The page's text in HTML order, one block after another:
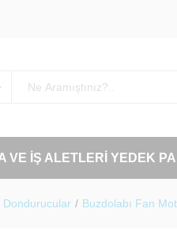
VE İŞ ALETLERI YEDEK
Dondurucular / Buzdolabı Fan